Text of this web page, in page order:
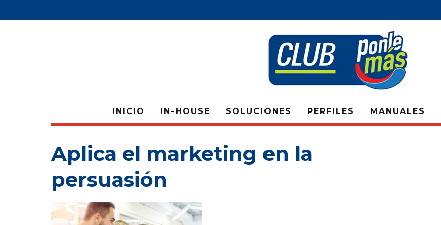
INICIO IN-HOUSE SOLUCIONES PERFILES MANUALES
Aplica el marketing en la
persuasión